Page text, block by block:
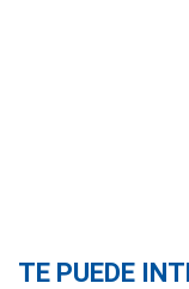
TE PUEDE